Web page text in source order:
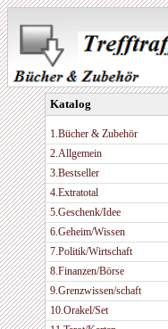
Katalog
1.Bücher & Zubehör
2.Allgemein
3.Bestseller
4.Extratotal
5.Geschenk/Idee
6.Geheim/Wissen
7.Politik/Wirtschaft
8.Finanzen/Börse
9.Grenzwissen/schaft
10.Orakel/Set